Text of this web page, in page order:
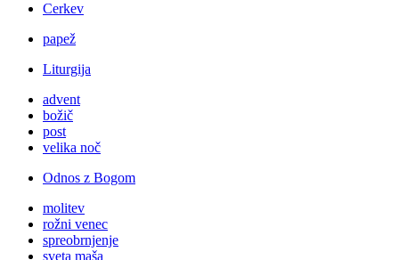
Cerkev
papež
Liturgija
advent
božič
post
velika noč
Odnos z Bogom
molitev
rožni venec
spreobrnjenje
sveta maša